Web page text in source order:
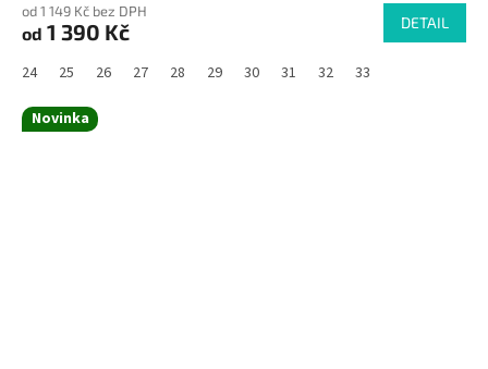
od 1 149 Kč bez DPH
od 1 390 Kč DETAIL
24 25 26 27 28 29 30 31 32 33
Novinka